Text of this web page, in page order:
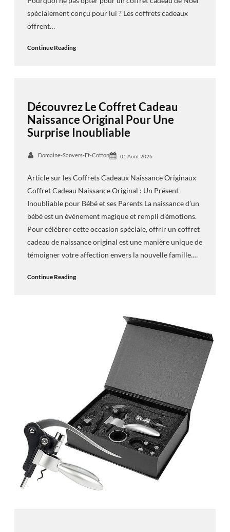
spécialement conçu pour lui ? Les coffrets cadeaux
offrent…
Continue Reading
Découvrez Le Coffret Cadeau
Naissance Original Pour Une
Surprise Inoubliable
Domaine-Sanvers-Et-Cotton 01 Août 2026
Article sur les Coffrets Cadeaux Naissance Originaux
Coffret Cadeau Naissance Original : Un Présent
Inoubliable pour Bébé et ses Parents La naissance d’un
bébé est un événement magique et rempli d’émotions.
Pour célébrer cette occasion spéciale, offrir un coffret
cadeau de naissance original est une manière unique de
témoigner votre affection envers la nouvelle famille.…
Continue Reading